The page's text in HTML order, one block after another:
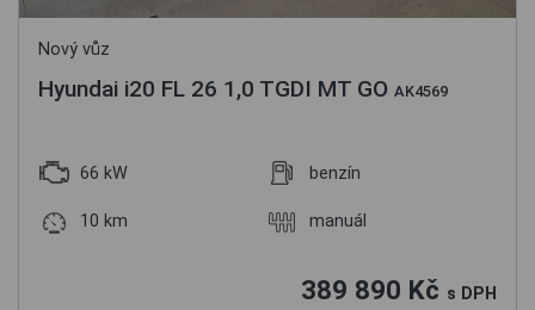
Nový vůz
Hyundai i20 FL 26 1,0 TGDI MT GO AK4569
66 kW benzín
10 km manuál
389 890 Kč s DPH